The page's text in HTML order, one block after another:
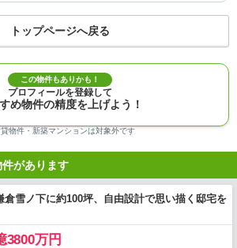
トップページへ戻る
この物件もありかも！
プロフィールを登録して
め物件の精度を上げよう！
物件・新築マンションは対象外です
があります
倉雪ノ下に約100坪、自由設計で思い描く邸宅を
3800万円